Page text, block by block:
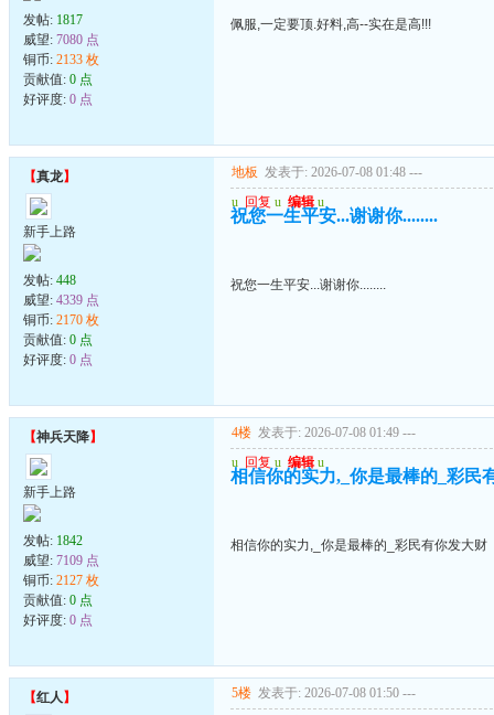
发帖: 1817
威望: 7080 点
铜币: 2133 枚
贡献值: 0 点
好评度: 0 点
佩服,一定要顶.好料,高--实在是高!!!
【真龙】
新手上路
发帖: 448
威望: 4339 点
铜币: 2170 枚
贡献值: 0 点
好评度: 0 点
地板 发表于: 2026-07-08 01:48 ---
u 回复 u 编辑 u
祝您一生平安...谢谢你........
祝您一生平安...谢谢你........
【神兵天降】
新手上路
发帖: 1842
威望: 7109 点
铜币: 2127 枚
贡献值: 0 点
好评度: 0 点
4楼 发表于: 2026-07-08 01:49 ---
u 回复 u 编辑 u
相信你的实力,_你是最棒的_彩民
相信你的实力,_你是最棒的_彩民有你发大财
【红人 】 5楼 发表于: 2026-07-08 01:50 ---